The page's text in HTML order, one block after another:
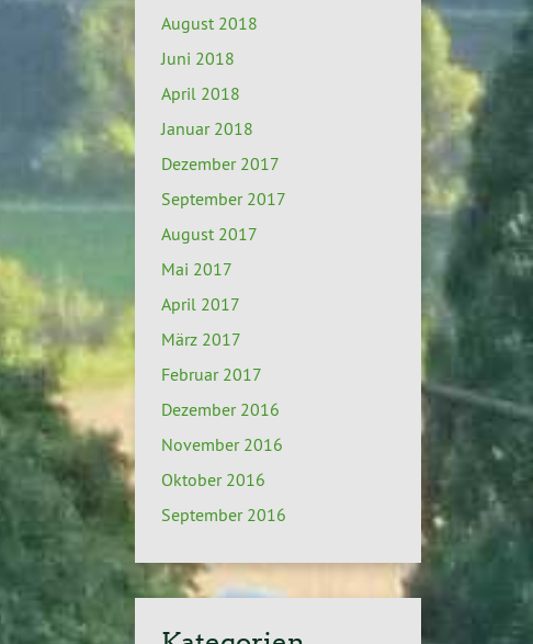
August 2018
Juni 2018
April 2018
Januar 2018
Dezember 2017
September 2017
August 2017
Mai 2017
April 2017
März 2017
Februar 2017
Dezember 2016
November 2016
Oktober 2016
September 2016